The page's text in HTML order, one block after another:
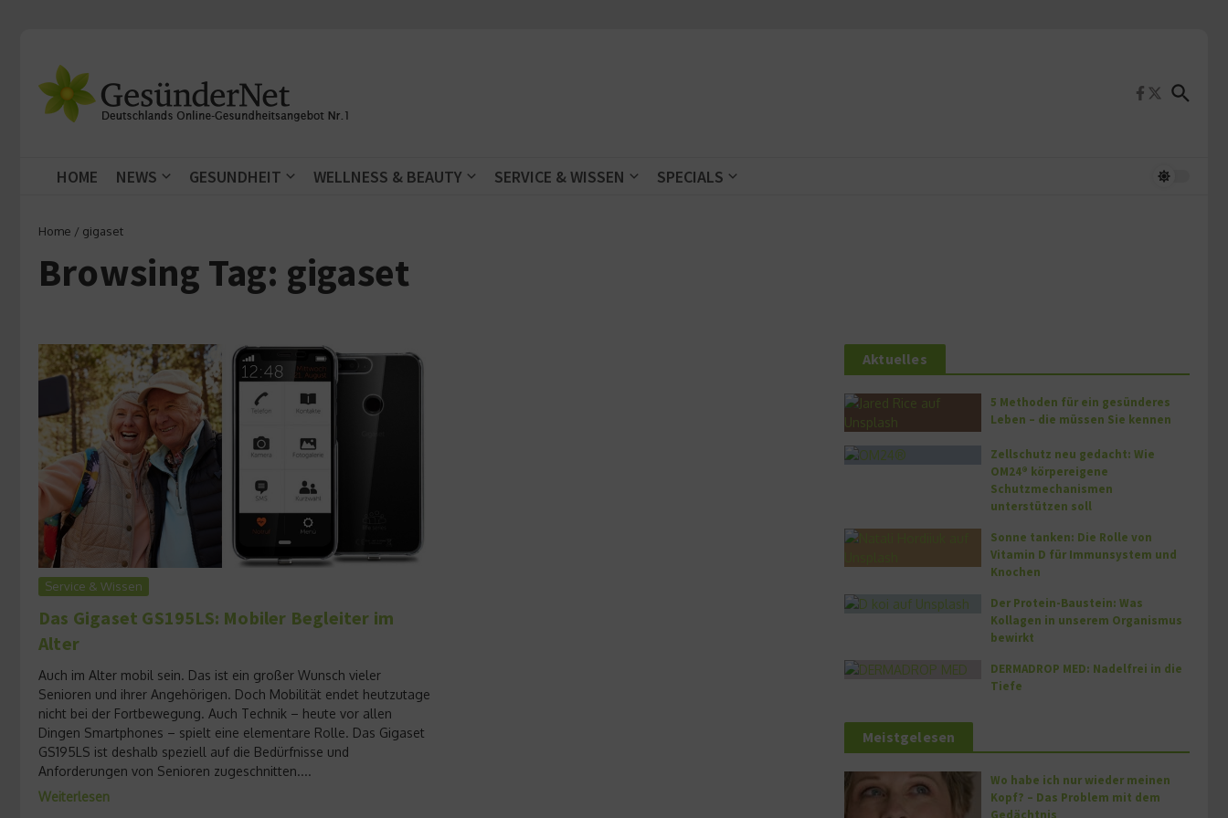
HOME NEWS GESUNDHEIT WELLNESS & BEAUTY SERVICE & WISSEN SPECIALS
Home / gigaset
Browsing Tag: gigaset
Service & Wissen
Das Gigaset GS195LS: Mobiler Begleiter im
Alter
Auch im Alter mobil sein. Das ist ein großer Wunsch vieler
Senioren und ihrer Angehörigen. Doch Mobilität endet heutzutage
nicht bei der Fortbewegung. Auch Technik – heute vor allen
Dingen Smartphones – spielt eine elementare Rolle. Das Gigaset
GS195LS ist deshalb speziell auf die Bedürfnisse und
Anforderungen von Senioren zugeschnitten....
Weiterlesen
Aktuelles
5 Methoden für ein gesünderes
Leben – die müssen Sie kennen
Zellschutz neu gedacht: Wie
OM24® körpereigene
Schutzmechanismen
unterstützen soll
Sonne tanken: Die Rolle von
Vitamin D für Immunsystem und
Knochen
Der Protein-Baustein: Was
Kollagen in unserem Organismus
bewirkt
DERMADROP MED: Nadelfrei in die
Tiefe
Meistgelesen
Wo habe ich nur wieder meinen
Kopf? – Das Problem mit dem
Gedächtnis